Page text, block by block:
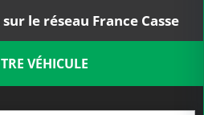
le réseau France Casse
VÉHICULE